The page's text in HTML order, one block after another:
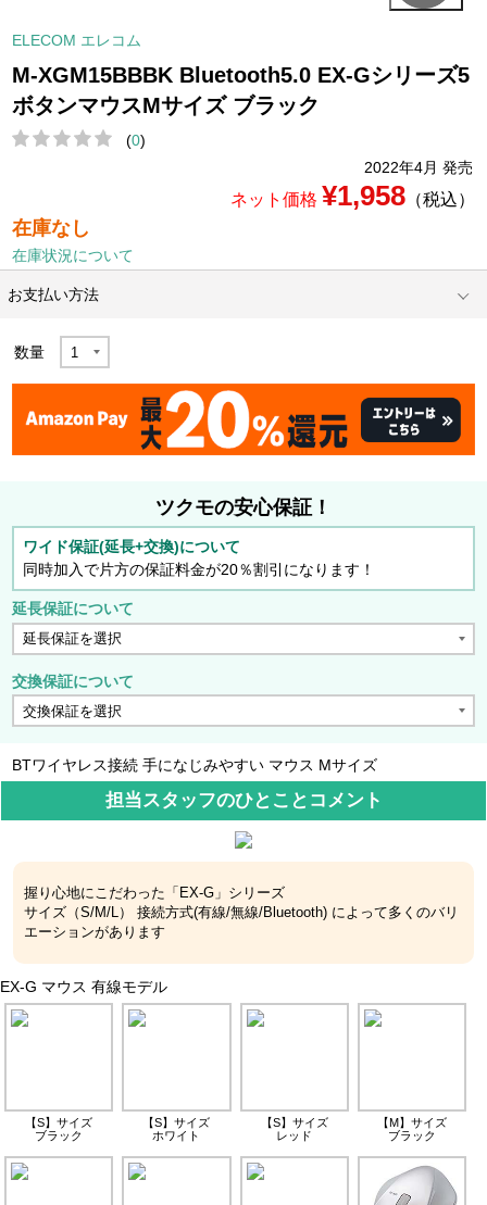
ELECOM エレコム
M-XGM15BBBK Bluetooth5.0 EX-Gシリーズ5
ボタンマウスMサイズ ブラック
(0)
2022年4月 発売
ネット価格 ¥1,958（税込）
在庫なし
在庫状況について
お支払い方法
数量
ツクモの安心保証！
ワイド保証(延長+交換)について
同時加入で片方の保証料金が20％割引になります！
延長保証について
交換保証について
BTワイヤレス接続 手になじみやすい マウス Mサイズ
担当スタッフのひとことコメント
握り心地にこだわった「EX-G」シリーズ
サイズ（S/M/L） 接続方式(有線/無線/Bluetooth) によって多くのバリ
エーションがあります
EX-G マウス 有線モデル
【S】サイズ
ブラック
【S】サイズ
ホワイト
【S】サイズ
レッド
【M】サイズ
ブラック